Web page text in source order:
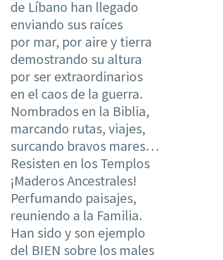
de Líbano han llegado
enviando sus raíces
por mar, por aire y tierra
demostrando su altura
por ser extraordinarios
en el caos de la guerra.
Nombrados en la Biblia,
marcando rutas, viajes,
surcando bravos mares…
Resisten en los Templos
¡Maderos Ancestrales!
Perfumando paisajes,
reuniendo a la Familia.
Han sido y son ejemplo
del BIEN sobre los males